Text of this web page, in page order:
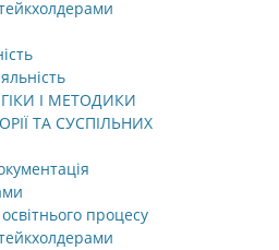
І МЕТОДИКИ
ТА СУСПІЛЬНИХ
процесу